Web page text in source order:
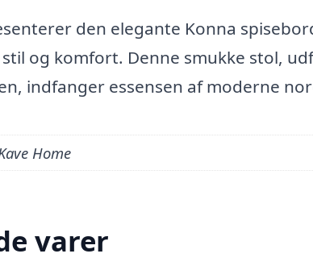
den elegante Konna
og komfort. Denne smukke stol,
indfanger essensen af moderne
Home
varer